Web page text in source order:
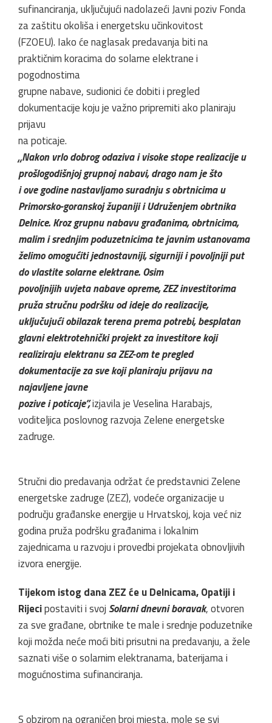
sufinanciranja, uključujući nadolazeći Javni poziv Fonda
za zaštitu okoliša i energetsku učinkovitost
(FZOEU). Iako će naglasak predavanja biti na
praktičnim koracima do solarne elektrane i
pogodnostima
grupne nabave, sudionici će dobiti i pregled
dokumentacije koju je važno pripremiti ako planiraju
prijavu
na poticaje.
„Nakon vrlo dobrog odaziva i visoke stope realizacije u
prošlogodišnjoj grupnoj nabavi, drago nam je što
i ove godine nastavljamo suradnju s obrtnicima u
Primorsko-goranskoj županiji i Udruženjem obrtnika
Delnice. Kroz grupnu nabavu građanima, obrtnicima,
malim i srednjim poduzetnicima te javnim ustanovama
želimo omogućiti jednostavniji, sigurniji i povoljniji put
do vlastite solarne elektrane. Osim
povoljnijih uvjeta nabave opreme, ZEZ investitorima
pruža stručnu podršku od ideje do realizacije,
uključujući obilazak terena prema potrebi, besplatan
glavni elektrotehnički projekt za investitore koji
realiziraju elektranu sa ZEZ-om te pregled
dokumentacije za sve koji planiraju prijavu na
najavljene javne
pozive i poticaje”,izjavila je Veselina Harabajs,
voditeljica poslovnog razvoja Zelene energetske
zadruge.
Stručni dio predavanja održat će predstavnici Zelene
energetske zadruge (ZEZ), vodeće organizacije u
području građanske energije u Hrvatskoj, koja već niz
godina pruža podršku građanima i lokalnim
zajednicama u razvoju i provedbi projekata obnovljivih
izvora energije.
Tijekom istog dana ZEZ će u Delnicama, Opatiji i
Rijecipostaviti i svoj Solarni dnevni boravak, otvoren
za sve građane, obrtnike te male i srednje poduzetnike
koji možda neće moći biti prisutni na predavanju, a žele
saznati više o solarnim elektranama, baterijama i
mogućnostima sufinanciranja.
S obzirom na ograničen broj mjesta, mole se svi